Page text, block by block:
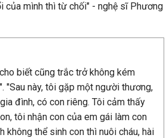
của mình thì từ chối" - nghệ sĩ Phương
biết cũng trắc trở không kém
"Sau này, tôi gặp một người thương,
đình, có con riêng. Tôi cảm thấy
tôi nhận con của em gái làm con
không thể sinh con thì nuôi cháu, hài